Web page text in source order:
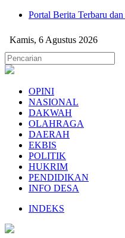
Portal Berita Terbaru dan
Kamis, 6 Agustus 2026
OPINI
NASIONAL
DAKWAH
OLAHRAGA
DAERAH
EKBIS
POLITIK
HUKRIM
PENDIDIKAN
INFO DESA
INDEKS